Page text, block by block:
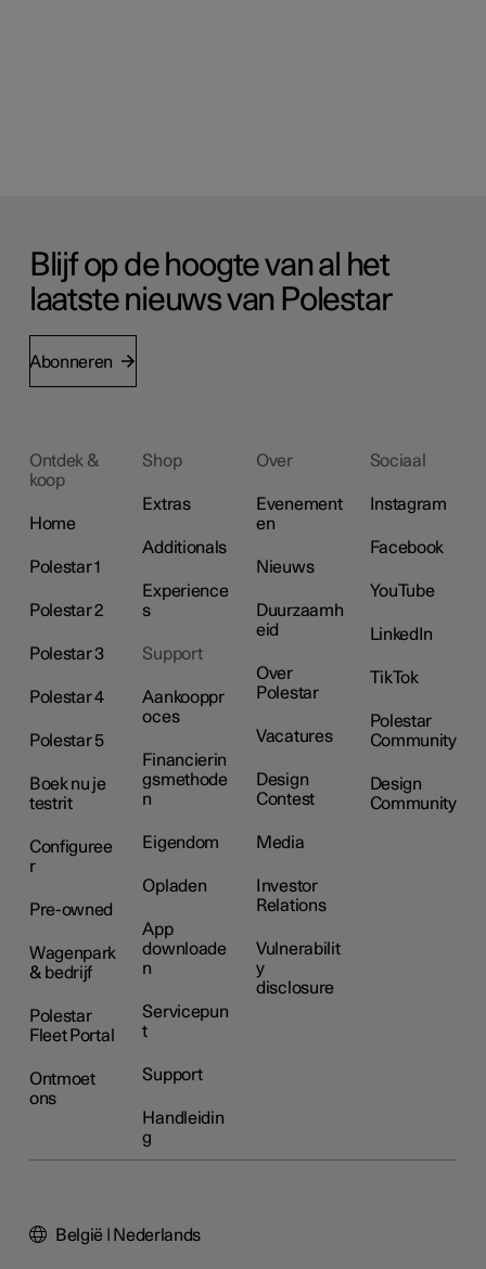
Blijf op de hoogte van al het
laatste nieuws van Polestar
Abonneren
Ontdek &
koop
Home
Polestar 1
Polestar 2
Polestar 3
Polestar 4
Polestar 5
Boek nu je
testrit
Configuree
r
Pre-owned
Wagenpark
& bedrijf
Polestar
Fleet Portal
Ontmoet
ons
Shop
Extras
Additionals
Experience
s
Support
Aankooppr
oces
Financierin
gsmethode
n
Eigendom
Opladen
App
downloade
n
Servicepun
t
Support
Handleidin
g
Over
Evenement
en
Nieuws
Duurzaamh
eid
Over
Polestar
Vacatures
Design
Contest
Media
Investor
Relations
Vulnerabilit
y
disclosure
Sociaal
Instagram
Facebook
YouTube
LinkedIn
TikTok
Polestar
Community
Design
Community
België | Nederlands